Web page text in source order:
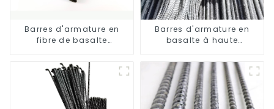
Barres d'armature en
fibre de basalte
Barres d'armature en
basalte à haute
à la corrosion